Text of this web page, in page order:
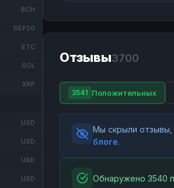
BCH
BEP20
ETC
SOL
XRP
USD
USD
USD
USD
Отзывы3700
3541 Положительных
Мы скрыли отзывы,
блоге.
Обнаружено 3540